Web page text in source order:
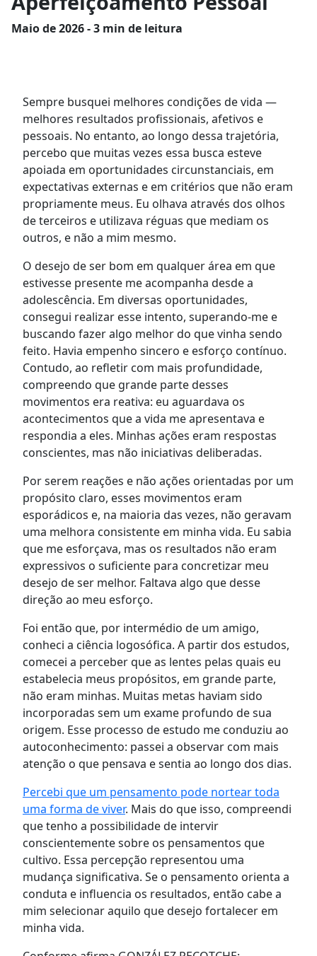
Maiode 2026 - 3 min de leitura
Sempre busquei melhores condições de vida —
melhores resultados profissionais, afetivos e
pessoais. No entanto, ao longo dessa trajetória,
percebo que muitas vezes essa busca esteve
apoiada em oportunidades circunstanciais, em
expectativas externas e em critérios que não eram
propriamente meus. Eu olhava através dos olhos
de terceiros e utilizava réguas que mediam os
outros, e não a mim mesmo.
O desejo de ser bom em qualquer área em que
estivesse presente me acompanha desde a
adolescência. Em diversas oportunidades,
consegui realizar esse intento, superando-me e
buscando fazer algo melhor do que vinha sendo
feito. Havia empenho sincero e esforço contínuo.
Contudo, ao refletir com mais profundidade,
compreendo que grande parte desses
movimentos era reativa: eu aguardava os
acontecimentos que a vida me apresentava e
respondia a eles. Minhas ações eram respostas
conscientes, mas não iniciativas deliberadas.
Por serem reações e não ações orientadas por um
propósito claro, esses movimentos eram
esporádicos e, na maioria das vezes, não geravam
uma melhora consistente em minha vida. Eu sabia
que me esforçava, mas os resultados não eram
expressivos o suficiente para concretizar meu
desejo de ser melhor. Faltava algo que desse
direção ao meu esforço.
Foi então que, por intermédio de um amigo,
conheci a ciência logosófica. A partir dos estudos,
comecei a perceber que as lentes pelas quais eu
estabelecia meus propósitos, em grande parte,
não eram minhas. Muitas metas haviam sido
incorporadas sem um exame profundo de sua
origem. Esse processo de estudo me conduziu ao
autoconhecimento: passei a observar com mais
atenção o que pensava e sentia ao longo dos dias.
Percebi que um pensamento pode nortear toda
uma forma de viver. Mais do que isso, compreendi
que tenho a possibilidade de intervir
conscientemente sobre os pensamentos que
cultivo. Essa percepção representou uma
mudança significativa. Se o pensamento orienta a
conduta e influencia os resultados, então cabe a
mim selecionar aquilo que desejo fortalecer em
minha vida.